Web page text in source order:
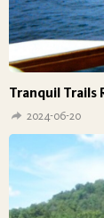
Tranquil Trails
2024-06-20